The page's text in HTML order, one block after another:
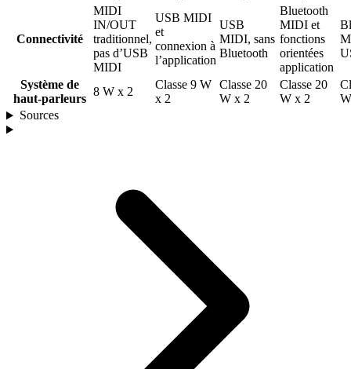
Connectivité
MIDI
IN/OUT
traditionnel,
pas d’USB
MIDI
USB MIDI
et
connexion à
l’application
USB
MIDI, sans
Bluetooth
Bluetooth
MIDI et
fonctions
orientées
application
Système de
haut-parleurs
8 W x 2
Classe 9 W
x 2
Classe 20
W x 2
Classe 20
W x 2
W
Sources